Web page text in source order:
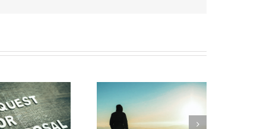
Waarom de opkomst van